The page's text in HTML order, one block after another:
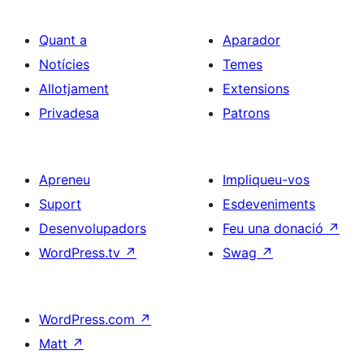
Quant a
Notícies
Allotjament
Privadesa
Aparador
Temes
Extensions
Patrons
Apreneu
Suport
Desenvolupadors
WordPress.tv ↗
Impliqueu-vos
Esdeveniments
Feu una donació ↗
Swag ↗
WordPress.com ↗
Matt ↗